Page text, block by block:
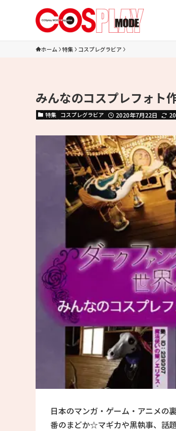
ホーム 特集 コスプレグラビア
みんなのコスプレフォト
特集 コスプレグラビア 2020年7月22日
日本のマンガ・ゲーム・アニメの
番のまどか☆マギカや黒執事、話